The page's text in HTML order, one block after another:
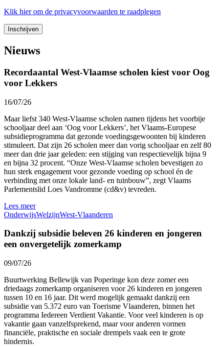
Klik hierom de privacyvoorwaarden te raadplegen
Nieuws
Recordaantal West-Vlaamse scholen kiest voor Oog
voor Lekkers
16/07/26
Maar liefst 340 West-Vlaamse scholen namen tijdens het voorbije
schooljaar deel aan ‘Oog voor Lekkers’, het Vlaams-Europese
subsidieprogramma dat gezonde voedingsgewoonten bij kinderen
stimuleert. Dat zijn 26 scholen meer dan vorig schooljaar en zelf 80
meer dan drie jaar geleden: een stijging van respectievelijk bijna 9
en bijna 32 procent. “Onze West-Vlaamse scholen bevestigen zo
hun sterk engagement voor gezonde voeding op school én de
verbinding met onze lokale land- en tuinbouw”, zegt Vlaams
Parlementslid Loes Vandromme (cd&v) tevreden.
Lees meer
OnderwijsWelzijnWest-Vlaanderen
Dankzij subsidie beleven 26 kinderen en jongeren
een onvergetelijk zomerkamp
09/07/26
Buurtwerking Bellewijk van Poperinge kon deze zomer een
driedaags zomerkamp organiseren voor 26 kinderen en jongeren
tussen 10 en 16 jaar. Dit werd mogelijk gemaakt dankzij een
subsidie van 5.372 euro van Toerisme Vlaanderen, binnen het
programma Iedereen Verdient Vakantie. Voor veel kinderen is op
vakantie gaan vanzelfsprekend, maar voor anderen vormen
financiële, praktische en sociale drempels vaak een te grote
hindernis.